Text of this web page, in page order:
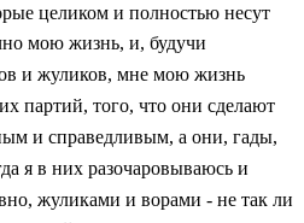
целиком и полностью несут
мою жизнь, и, будучи
и жуликов, мне мою жизнь
партий, того, что они сделают
и справедливым, а они, гады,
я в них разочаровываюсь и
жуликами и ворами - не так ли